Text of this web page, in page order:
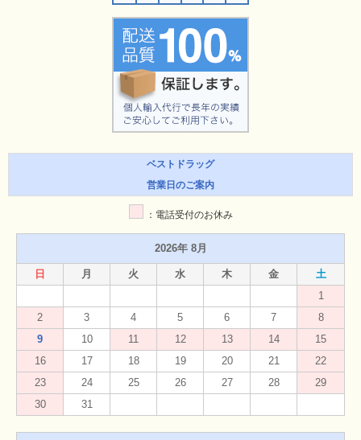
ベストドラッグ
営業日のご案内
：電話受付のお休み
2026年 8月
日 月 火 水 木 金
土
1
2
3 4 5 6 7
8
9
10 11 12 13 14
15
16
17 18 19 20 21
22
23
24 25 26 27 28
29
30
31